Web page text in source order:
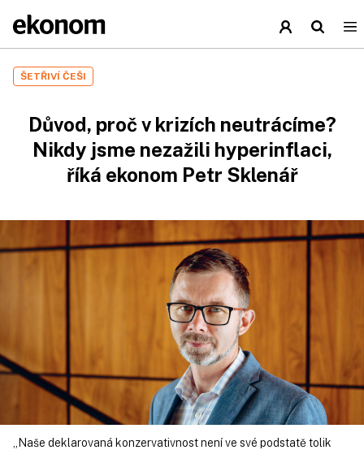
ŠETŘIVÍ ČEŠI
Důvod, proč v krizích neutrácíme?
Nikdy jsme nezažili hyperinflaci,
říká ekonom Petr Sklenář
„Naše deklarovaná konzervativnost není ve své podstatě tolik